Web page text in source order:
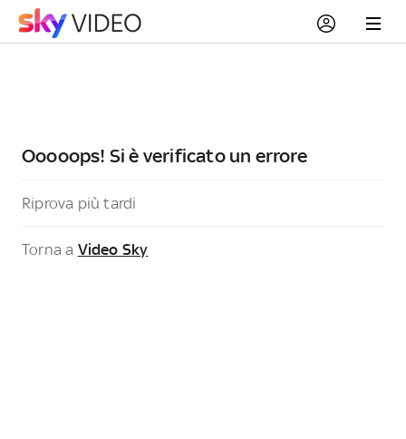
Ooooops! Si è verificato un errore
Riprova più tardi
Torna a Video Sky